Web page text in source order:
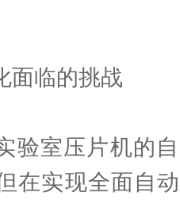
临的挑战
室压片机的自
在实现全面自